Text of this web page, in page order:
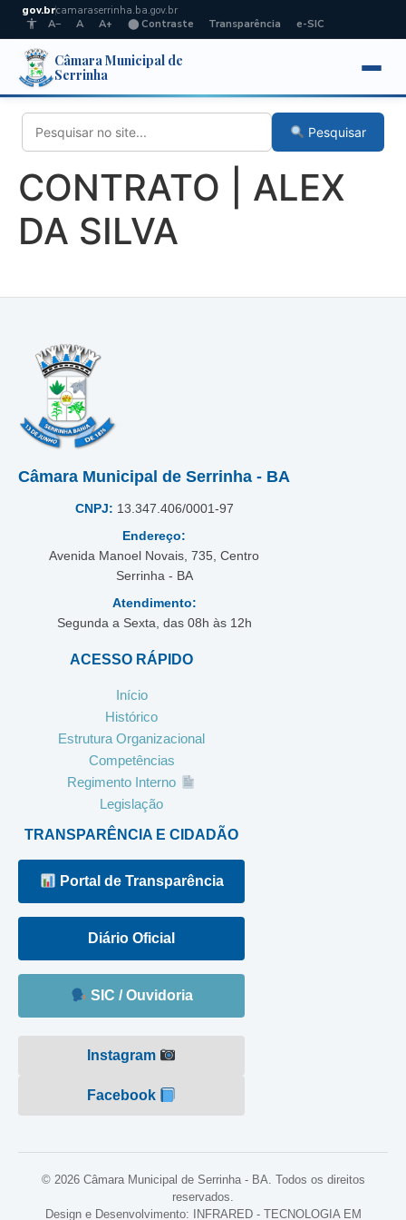
gov.brcamaraserrinha.ba.gov.br
A−
A A+ ⬤ Contraste Transparência e-SIC
Câmara Municipal de
Serrinha
Pesquisar
CONTRATO | ALEX
DA SILVA
Câmara Municipal de Serrinha - BA
CNPJ: 13.347.406/0001-97
Endereço:
Avenida Manoel Novais, 735, Centro
Serrinha - BA
Atendimento:
Segunda a Sexta, das 08h às 12h
ACESSO RÁPIDO
Início
Histórico
Estrutura Organizacional
Competências
Regimento Interno
Legislação
TRANSPARÊNCIA E CIDADÃO
Portal de Transparência
Diário Oficial
SIC / Ouvidoria
Instagram
Facebook
© 2026 Câmara Municipal de Serrinha - BA. Todos os direitos
reservados.
Design e Desenvolvimento: INFRARED - TECNOLOGIA EM